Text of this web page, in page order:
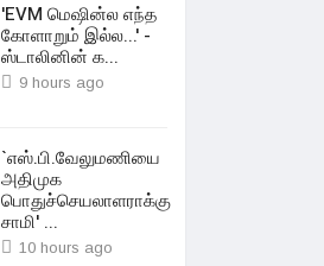
'EVM மெஷின்ல எந்த
கோளாறும் இல்ல...' -
ஸ்டாலினின் க...
9 hours ago
`எஸ்.பி.வேலுமணியை
அதிமுக
பொதுச்செயலாளராக்கு
சாமி' ...
10 hours ago